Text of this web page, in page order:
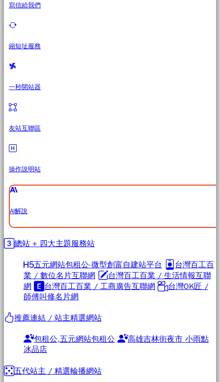
寫信給我們
縮短址服務
一秒開站器
友站互聯區
操作說明站
AI解說
總站 + 四大主題服務站
五元網站包租公-微型創富自建站平台
台灣百工百
業 / 數位名片互聯網
台灣百工百業 / 生活情報互聯
網
台灣百工百業 / 工商廣告互聯網
台灣OK匠 /
師傅叫修名片網
推薦連結 / 站主精選網站
包租公,五元網站包租公
高雄吉林街夜市 小雨點
冰品店
五代站主 / 精選輪播網站